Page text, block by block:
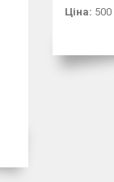
Ціна: 500